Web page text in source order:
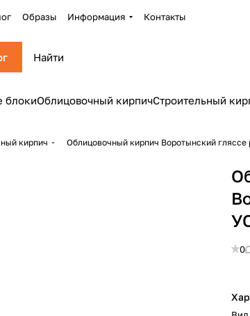
Образы Информация Контакты
блокиОблицовочный кирпичСтроительный
кирпич Облицовочный кирпич Воротынский
0